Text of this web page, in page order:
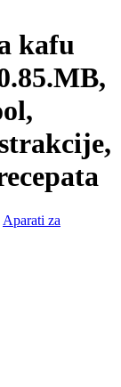
kafu
Aparati za